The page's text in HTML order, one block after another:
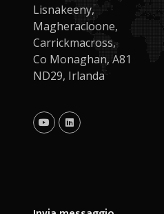
Lisnakeeny,
Magheracloone,
Carrickmacross,
Co Monaghan, A81
ND29, Irlanda